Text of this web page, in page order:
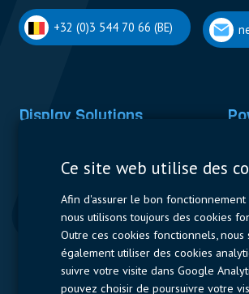
+32 (0)3 544 70 66 (BE)
Display Solutions
Accès rapide
Ce site web utilise des
Afin d'assurer le bon fonctionnement
nous utilisons toujours des cookies
Outre ces cookies fonctionnels, nous
également utiliser des cookies
suivre votre visite dans Google
pouvez choisir de poursuivre votre